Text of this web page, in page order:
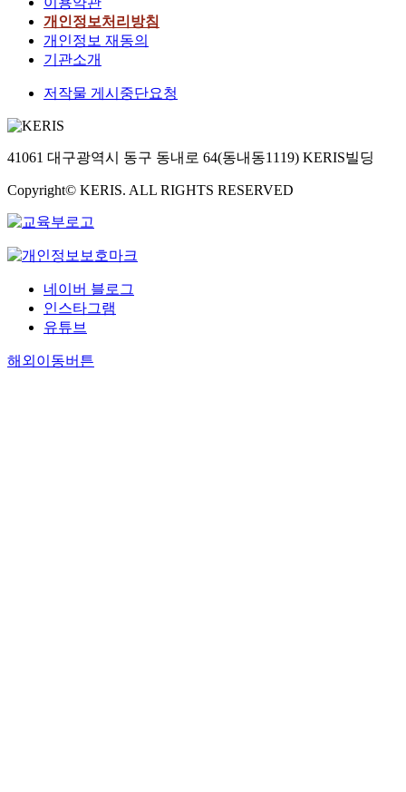
개인정보처리방침
개인정보 재동의
기관소개
저작물 게시중단요청
41061 대구광역시 동구 동내로 64(동내동1119) KERIS빌딩
Copyright© KERIS. ALL RIGHTS RESERVED
네이버 블로그
인스타그램
유튜브
해외이동버튼